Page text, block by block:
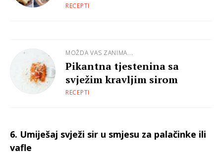
RECEPTI
MOŽDA VAS ZANIMA...
Pikantna tjestenina sa
svježim kravljim sirom
RECEPTI
6. Umiješaj svježi sir u smjesu za palačinke ili
vafle